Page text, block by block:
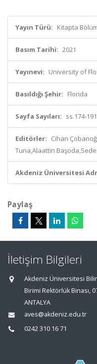
Yayın Türü: Kitapta
Basım Tarihi: 2021
Yayınevi: University of
Basıldığı Şehir: Florida
Sayfa Sayıları: ss.174-191
Editörler: Cihan
Tuna,Alaattin
Akdeniz Üniversitesi
Paylaş
İletişim Bilgileri
Akdeniz Üniversitesi
Birimi Rektörlük Binası,
ANTALYA
aves@akdeniz.edu.tr
0242 310 16 71